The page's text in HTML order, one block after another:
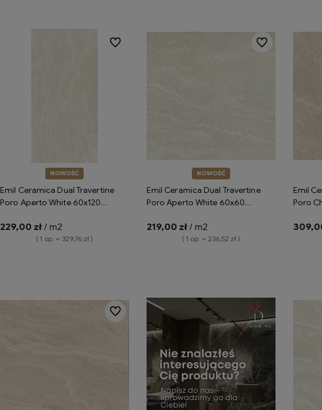
NOWOŚĆ
Emil Ceramica Dual Travertine
Poro Aperto White 60x120
imitujące trawertyn
229,00 zł / m2
( 1 op. = 329,76 zł )
Do ulubionych
NOWOŚĆ
Emil Ceramica Dual Travertine
Poro Aperto White 60x60
imitujące trawertyn
219,00 zł/ m2
( 1 op. = 236,52 zł )
Do ulubionych
Emil
Poro
Do ulubionych